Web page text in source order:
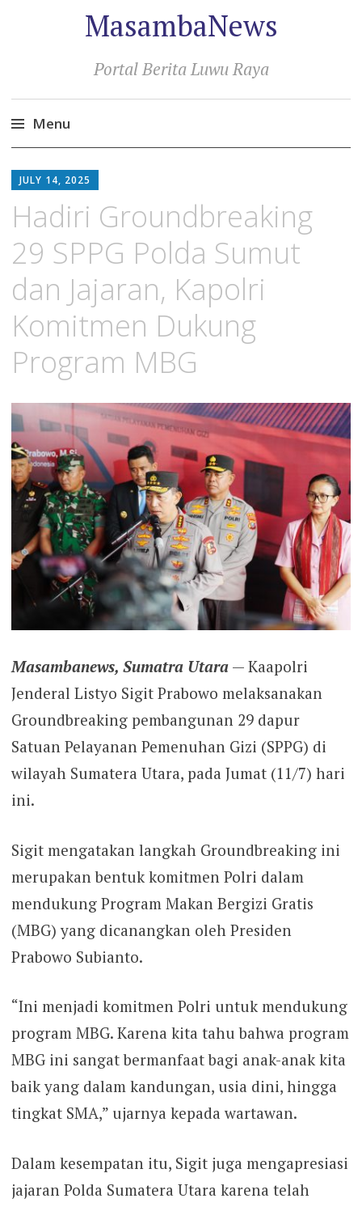
MasambaNews
Portal Berita Luwu Raya
Menu
to
content
JULY 14, 2025
Hadiri Groundbreaking
29 SPPG Polda Sumut
dan Jajaran, Kapolri
Komitmen Dukung
Program MBG
Masambanews, Sumatra Utara— Kaapolri
Jenderal Listyo Sigit Prabowo melaksanakan
Groundbreaking pembangunan 29 dapur
Satuan Pelayanan Pemenuhan Gizi (SPPG) di
wilayah Sumatera Utara, pada Jumat (11/7) hari
ini.
Sigit mengatakan langkah Groundbreaking ini
merupakan bentuk komitmen Polri dalam
mendukung Program Makan Bergizi Gratis
(MBG) yang dicanangkan oleh Presiden
Prabowo Subianto.
“Ini menjadi komitmen Polri untuk mendukung
program MBG. Karena kita tahu bahwa program
MBG ini sangat bermanfaat bagi anak-anak kita
baik yang dalam kandungan, usia dini, hingga
tingkat SMA,” ujarnya kepada wartawan.
Dalam kesempatan itu, Sigit juga mengapresiasi
jajaran Polda Sumatera Utara karena telah